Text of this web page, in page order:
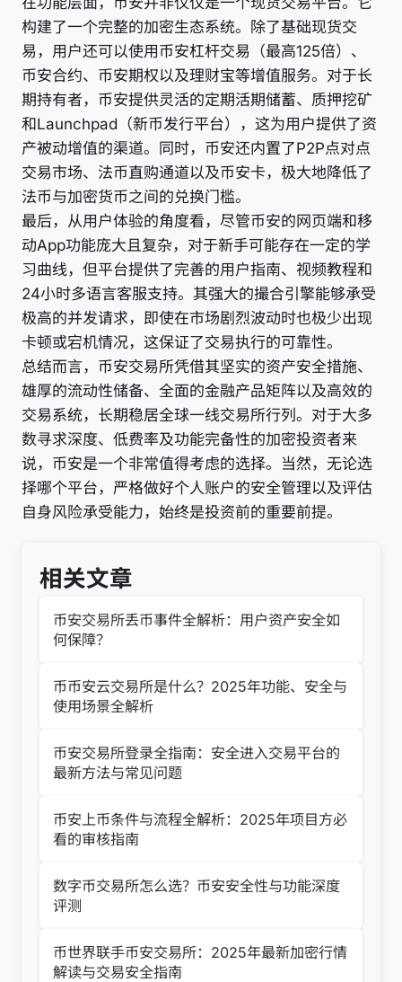
构建了一个完整的加密生态系统。除了基础现货交
易，用户还可以使用币安杠杆交易（最高125倍）、
币安合约、币安期权以及理财宝等增值服务。对于长
期持有者，币安提供灵活的定期活期储蓄、质押挖矿
和Launchpad（新币发行平台），这为用户提供了资
产被动增值的渠道。同时，币安还内置了P2P点对点
交易市场、法币直购通道以及币安卡，极大地降低了
法币与加密货币之间的兑换门槛。
最后，从用户体验的角度看，尽管币安的网页端和移
动App功能庞大且复杂，对于新手可能存在一定的学
习曲线，但平台提供了完善的用户指南、视频教程和
24小时多语言客服支持。其强大的撮合引擎能够承受
极高的并发请求，即使在市场剧烈波动时也极少出现
卡顿或宕机情况，这保证了交易执行的可靠性。
总结而言，币安交易所凭借其坚实的资产安全措施、
雄厚的流动性储备、全面的金融产品矩阵以及高效的
交易系统，长期稳居全球一线交易所行列。对于大多
数寻求深度、低费率及功能完备性的加密投资者来
说，币安是一个非常值得考虑的选择。当然，无论选
择哪个平台，严格做好个人账户的安全管理以及评估
自身风险承受能力，始终是投资前的重要前提。
相关文章
币安交易所丢币事件全解析：用户资产安全如
何保障？
币币安云交易所是什么？2025年功能、安全与
使用场景全解析
币安交易所登录全指南：安全进入交易平台的
最新方法与常见问题
币安上币条件与流程全解析：2025年项目方必
看的审核指南
数字币交易所怎么选？币安安全性与功能深度
评测
币世界联手币安交易所：2025年最新加密行情
解读与交易安全指南